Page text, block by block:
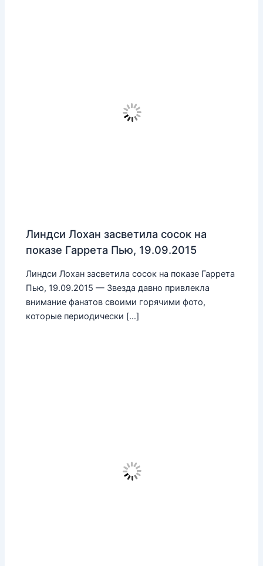
Линдси Лохан засветила сосок на
показе Гаррета Пью, 19.09.2015
Линдси Лохан засветила сосок на показе Гаррета
Пью, 19.09.2015 — Звезда давно привлекла
внимание фанатов своими горячими фото,
которые периодически […]